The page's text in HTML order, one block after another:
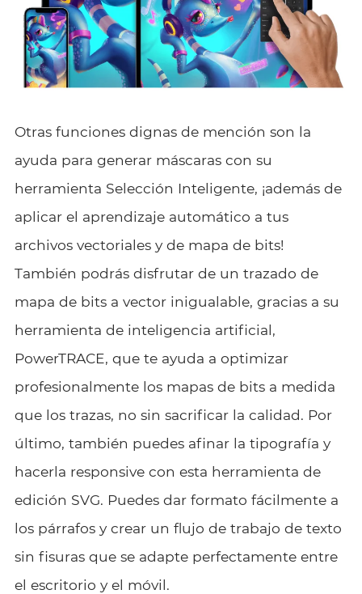
Otras funciones dignas de mención son la
ayuda para generar máscaras con su
herramienta Selección Inteligente, ¡además de
aplicar el aprendizaje automático a tus
archivos vectoriales y de mapa de bits!
También podrás disfrutar de un trazado de
mapa de bits a vector inigualable, gracias a su
herramienta de inteligencia artificial,
PowerTRACE, que te ayuda a optimizar
profesionalmente los mapas de bits a medida
que los trazas, no sin sacrificar la calidad. Por
último, también puedes afinar la tipografía y
hacerla responsive con esta herramienta de
edición SVG. Puedes dar formato fácilmente a
los párrafos y crear un flujo de trabajo de texto
sin fisuras que se adapte perfectamente entre
el escritorio y el móvil.